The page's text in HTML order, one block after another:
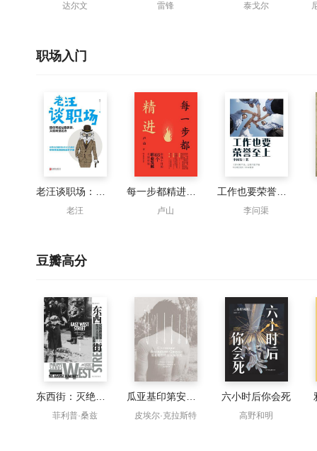
达尔文 雷锋 泰戈尔
职场入门
老汪 卢山 李问渠
豆瓣高分
菲利普·桑兹 皮埃尔·克拉斯特
六小时后你会死
高野和明